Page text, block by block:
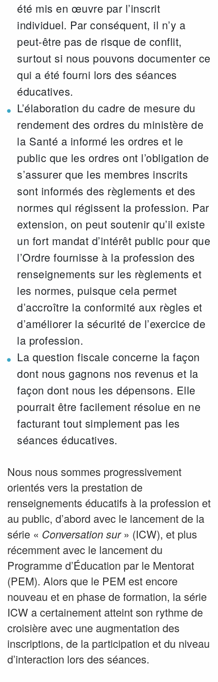
été mis en œuvre par l’inscrit
individuel. Par conséquent, il n’y a
peut-être pas de risque de conflit,
surtout si nous pouvons documenter ce
qui a été fourni lors des séances
éducatives.
L’élaboration du cadre de mesure du
rendement des ordres du ministère de
la Santé a informé les ordres et le
public que les ordres ont l’obligation de
s’assurer que les membres inscrits
sont informés des règlements et des
normes qui régissent la profession. Par
extension, on peut soutenir qu’il existe
un fort mandat d’intérêt public pour que
l’Ordre fournisse à la profession des
renseignements sur les règlements et
les normes, puisque cela permet
d’accroître la conformité aux règles et
d’améliorer la sécurité de l’exercice de
la profession.
La question fiscale concerne la façon
dont nous gagnons nos revenus et la
façon dont nous les dépensons. Elle
pourrait être facilement résolue en ne
facturant tout simplement pas les
séances éducatives.
Nous nous sommes progressivement
orientés vers la prestation de
renseignements éducatifs à la profession et
au public, d’abord avec le lancement de la
série « Conversation sur» (ICW), et plus
récemment avec le lancement du
Programme d’Éducation par le Mentorat
(PEM). Alors que le PEM est encore
nouveau et en phase de formation, la série
ICW a certainement atteint son rythme de
croisière avec une augmentation des
inscriptions, de la participation et du niveau
d’interaction lors des séances.